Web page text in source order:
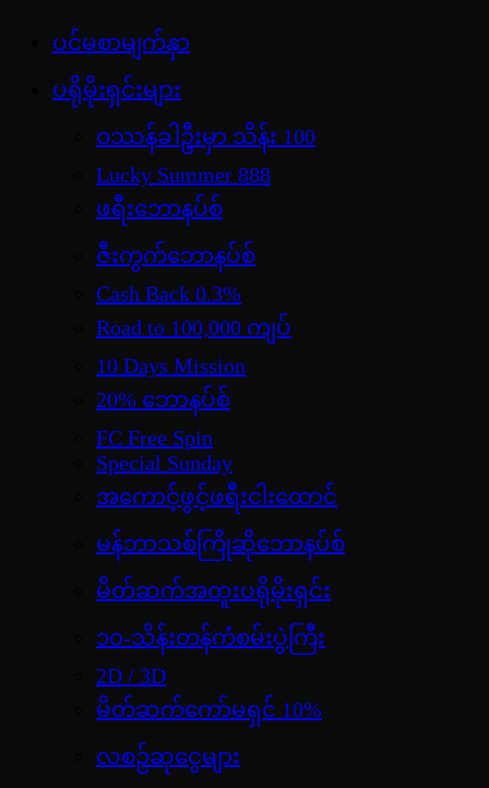
content
jdbKX News
အားကစားသတင်း | ရုပ်ရှင်အညွှန်း | စာအုပ်စင် |
ဝတ္ထုတို
ပင်မစာမျက်နှာ
ပရိုမိုးရှင်းများ
ဝဿန်ခါဦးမှာ သိန်း 100
Lucky Summer 888
ဖရီးဘောနပ်စ်
ဇီးကွက်ဘောနပ်စ်
Cash Back 0.3%
Road to 100,000 ကျပ်
10 Days Mission
20% ဘောနပ်စ်
FC Free Spin
Special Sunday
အကောင့်ဖွင့်ဖရီးငါးထောင်
မန်ဘာသစ်ကြိုဆိုဘောနပ်စ်
မိတ်ဆက်အထူးပရိုမိုးရှင်း
၁၀-သိန်းတန်ကံစမ်းပွဲကြီး
2D / 3D
မိတ်ဆက်ကော်မရှင် 10%
လစဉ်ဆုငွေများ